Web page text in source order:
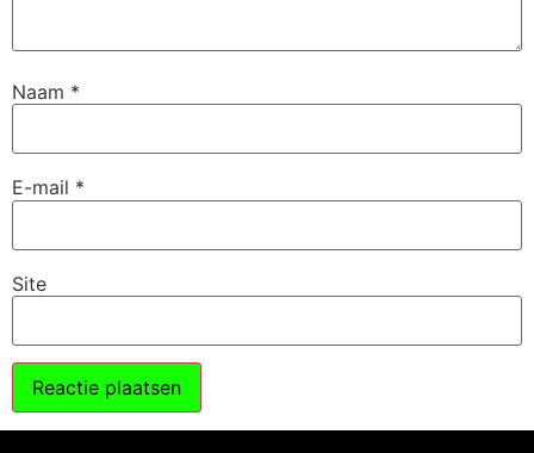
Naam *
E-mail *
Site